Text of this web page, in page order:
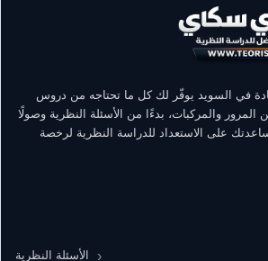
في السويد يوفّر لك كل ما تحتاجه من دروس
والمركبات، بدءًا من الأسئلة النظرية وصولًا
على الاستعداد للدراسة النظرية لرخصة
الأسئلة النظرية